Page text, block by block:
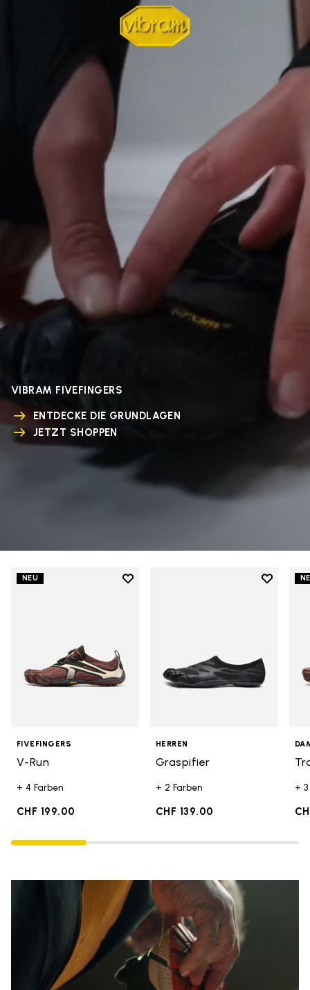
VIBRAM FIVEFINGERS
ENTDECKE DIE GRUNDLAGEN
JETZT SHOPPEN
NEU
Add to wishlist
FIVEFINGERS
V-Run
+ 4 Farben
CHF 199.00
Add to
HERREN
Graspifier
+ 2 Farben
CHF 139.00
+